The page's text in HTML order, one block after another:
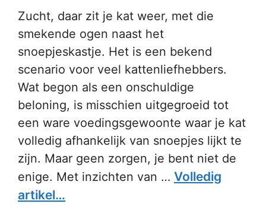
Zucht, daar zit je kat weer, met die
smekende ogen naast het
snoepjeskastje. Het is een bekend
scenario voor veel kattenliefhebbers.
Wat begon als een onschuldige
beloning, is misschien uitgegroeid tot
een ware voedingsgewoonte waar je kat
volledig afhankelijk van snoepjes lijkt te
zijn. Maar geen zorgen, je bent niet de
enige. Met inzichten van … Volledig
artikel…